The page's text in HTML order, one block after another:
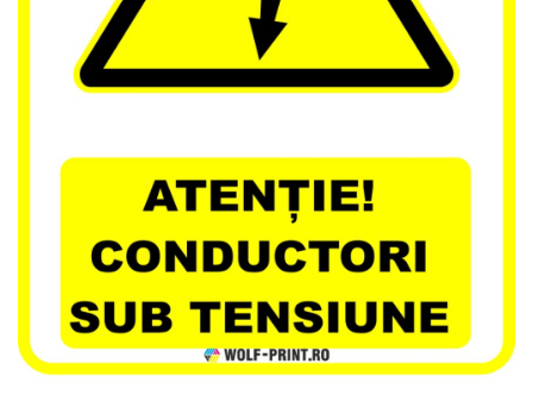
Stickere Decorative Model 3D
Stickere Decorative Model Floral
Stickere Decorative Textura Lemn
Stickere Decorative Model
Stickere Decorative Textura Beton
Tablouri Canvas
Tablouri Canvas Arhitectura
Tablou Canvas Animale
Tablou Canvas Living/Sufragerie
Papetarie si organizare nunta